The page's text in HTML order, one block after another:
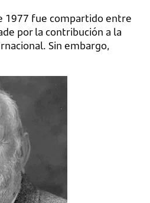
1977 fue compartido entre
por la contribución a la
Sin embargo,